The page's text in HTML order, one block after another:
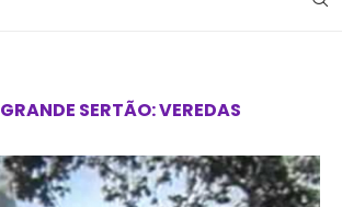
GRANDE SERTÃO: VEREDAS